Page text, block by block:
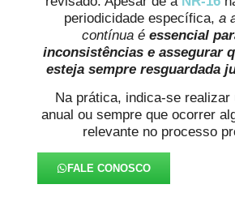
periodicidade específica, a
contínua é essencial
inconsistências e assegurar
esteja sempre resguardada
Na prática, indica-se realizar
anual ou sempre que ocorrer
relevante no processo
FALE CONOSCO